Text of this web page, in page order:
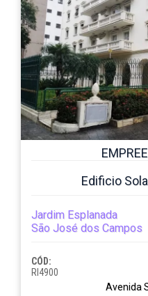
Edificio
Jardim Esplanada
São José dos Campos
CÓD:
RI4900
Avenida